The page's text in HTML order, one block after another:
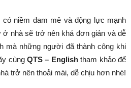
có niềm đam mê và động lực mạnh
ở nhà sẽ trở nên khá đơn giản và dễ
mà những người đã thành công khi
cùngQTS – Englishtham khảo để
trở nên thoải mái, dễ chịu hơn nhé!